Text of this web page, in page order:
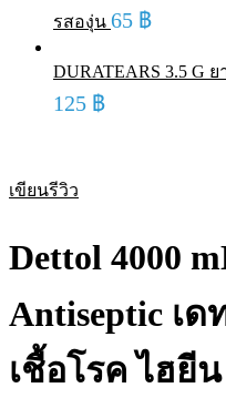
รสองุ่น 65 ฿
DURATEARS 3.5 G
125 ฿
เขียนรีวิว
Dettol 4000
Antiseptic เ
เชื้อโรค ไฮยี